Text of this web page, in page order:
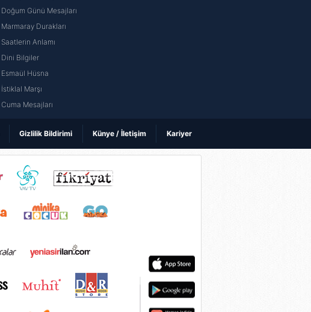
Doğum Günü Mesajları
Marmaray Durakları
Saatlerin Anlamı
Dini Bilgiler
Esmaül Hüsna
İstiklal Marşı
Cuma Mesajları
Gizlilik Bildirimi Künye / İletişim Kariyer